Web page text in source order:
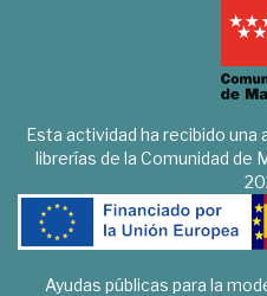
Esta actividad ha recibido una
librerías de la Comunidad de
Ayudas públicas para la